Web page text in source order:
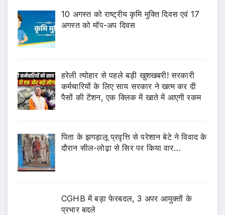
10 अगस्त को राष्ट्रीय कृमि मुक्ति दिवस एवं 17
अगस्त को मॉप-अप दिवस
हरेली त्योहार से पहले बड़ी खुशखबरी! सरकारी
कर्मचारियों के लिए साय सरकार ने खत्म कर दी
पैसों की टेंशन, एक क्लिक में खाते में आएगी रकम
पिता के झगड़ालू प्रवृत्ति से परेशान बेटे ने विवाद के
दौरान सील-लोढ़ा से सिर पर किया वार…
CGHB में बड़ा फेरबदल, 3 अपर आयुक्तों के
प्रभार बदले